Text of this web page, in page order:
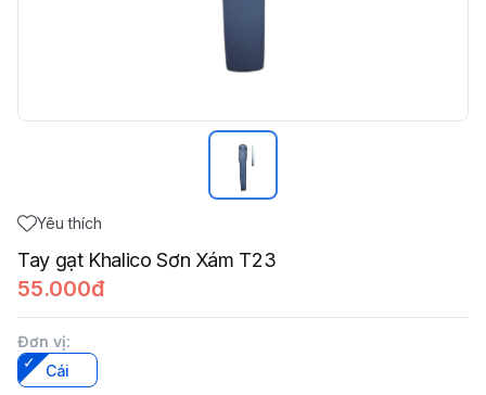
Yêu thích
Tay gạt Khalico Sơn Xám T23
55.000đ
Đơn vị:
Cái